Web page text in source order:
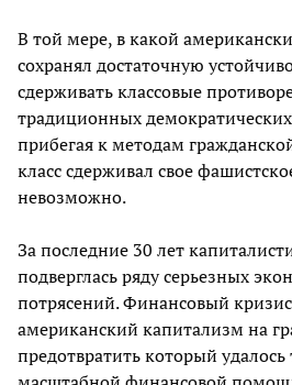
В той мере, в какой
сохранял достаточную
сдерживать классовые
традиционных
прибегая к методам
класс сдерживал свое
невозможно.
За последние 30 лет
подверглась ряду серьезных
потрясений. Финансовый
американский капитализм на
предотвратить который удалось